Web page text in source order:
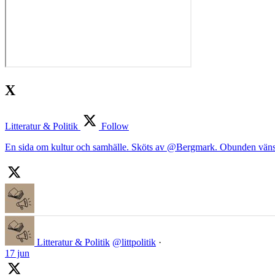
X
Litteratur & Politik
Follow
En sida om kultur och samhälle. Sköts av @Bergmark. Obunden
Litteratur & Politik @littpolitik ·
17 jun